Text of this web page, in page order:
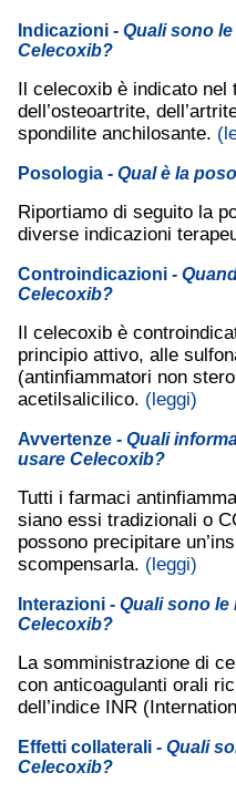
Indicazioni - Quali sono
Celecoxib?
Il celecoxib è indicato nel
dell’osteoartrite,
spondilite anchilosante.
Posologia - Qual è la
Riportiamo di seguito la
diverse indicazioni
Controindicazioni -
Celecoxib?
Il celecoxib è
principio attivo, alle
(antinfiammatori non
acetilsalicilico. (leggi)
Avvertenze - Quali
usare Celecoxib?
Tutti i farmaci
siano essi tradizionali o
possono precipitare
scompensarla. (leggi)
Interazioni - Quali sono
Celecoxib?
La somministrazione di
con anticoagulanti orali
dell’indice INR
Effetti collaterali - Quali
Celecoxib?